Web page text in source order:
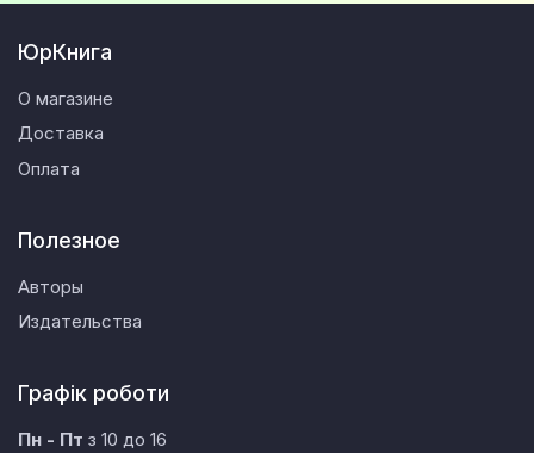
ЮрКнига
О магазине
Доставка
Оплата
Полезное
Авторы
Издательства
Графік роботи
Пн - Пт з 10 до 16